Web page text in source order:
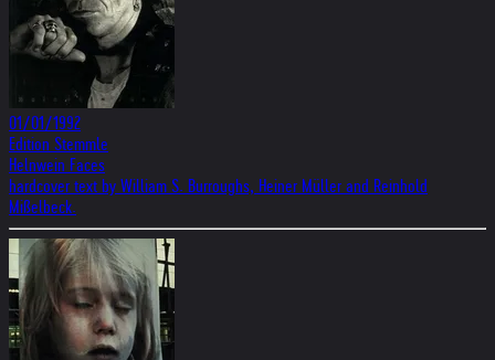
01/01/1992
Edition Stemmle
Helnwein Faces
hardcover text by William S. Burroughs, Heiner Müller and Reinhold
Mißelbeck.